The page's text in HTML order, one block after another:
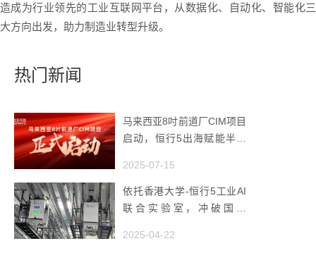
造成为行业领先的工业互联网平台，从数据化、自动化、智能化三
大方向出发，助力制造业转型升级。
热门新闻
马来西亚8吋前道厂CIM项目
启动，恒行5出海赋能半导
2025-07-15
依托香港大学-恒行5工业AI
联合实验室，冲破国产
2025-04-22